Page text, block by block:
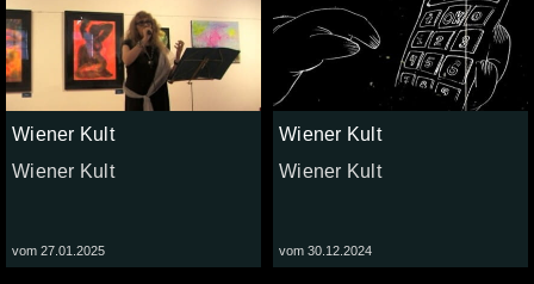
Wiener Kult
Wiener Kult
vom 27.01.2025
Wiener Kult
Wiener Kult
vom 30.12.2024